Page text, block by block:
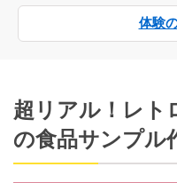
体験
超リアル！レト
の食品サンプル